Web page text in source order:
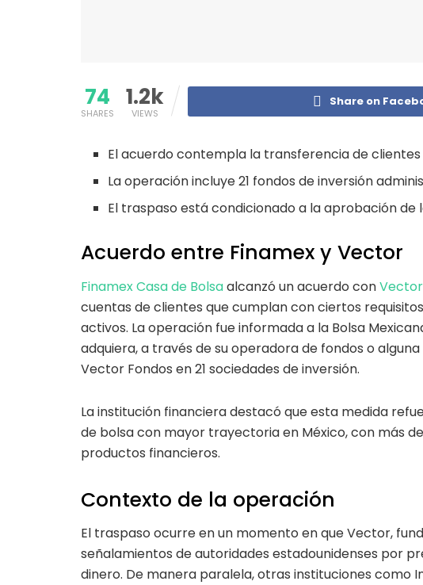
74
SHARES
1.2k
VIEWS
Share on
El acuerdo contempla la transferencia de
La operación incluye 21 fondos de inversión
El traspaso está condicionado a la aprobación de
Acuerdo entre Finamex y Vector
Finamex Casa de Bolsaalcanzó un acuerdo con
cuentas de clientes que cumplan con ciertos
activos. La operación fue informada a la Bolsa
adquiera, a través de su operadora de fondos o
Vector Fondos en 21 sociedades de inversión.
La institución financiera destacó que esta medida
de bolsa con mayor trayectoria en México, con más
productos financieros.
Contexto de la operación
El traspaso ocurre en un momento en que Vector,
señalamientos de autoridades estadounidenses por
dinero. De manera paralela, otras instituciones como